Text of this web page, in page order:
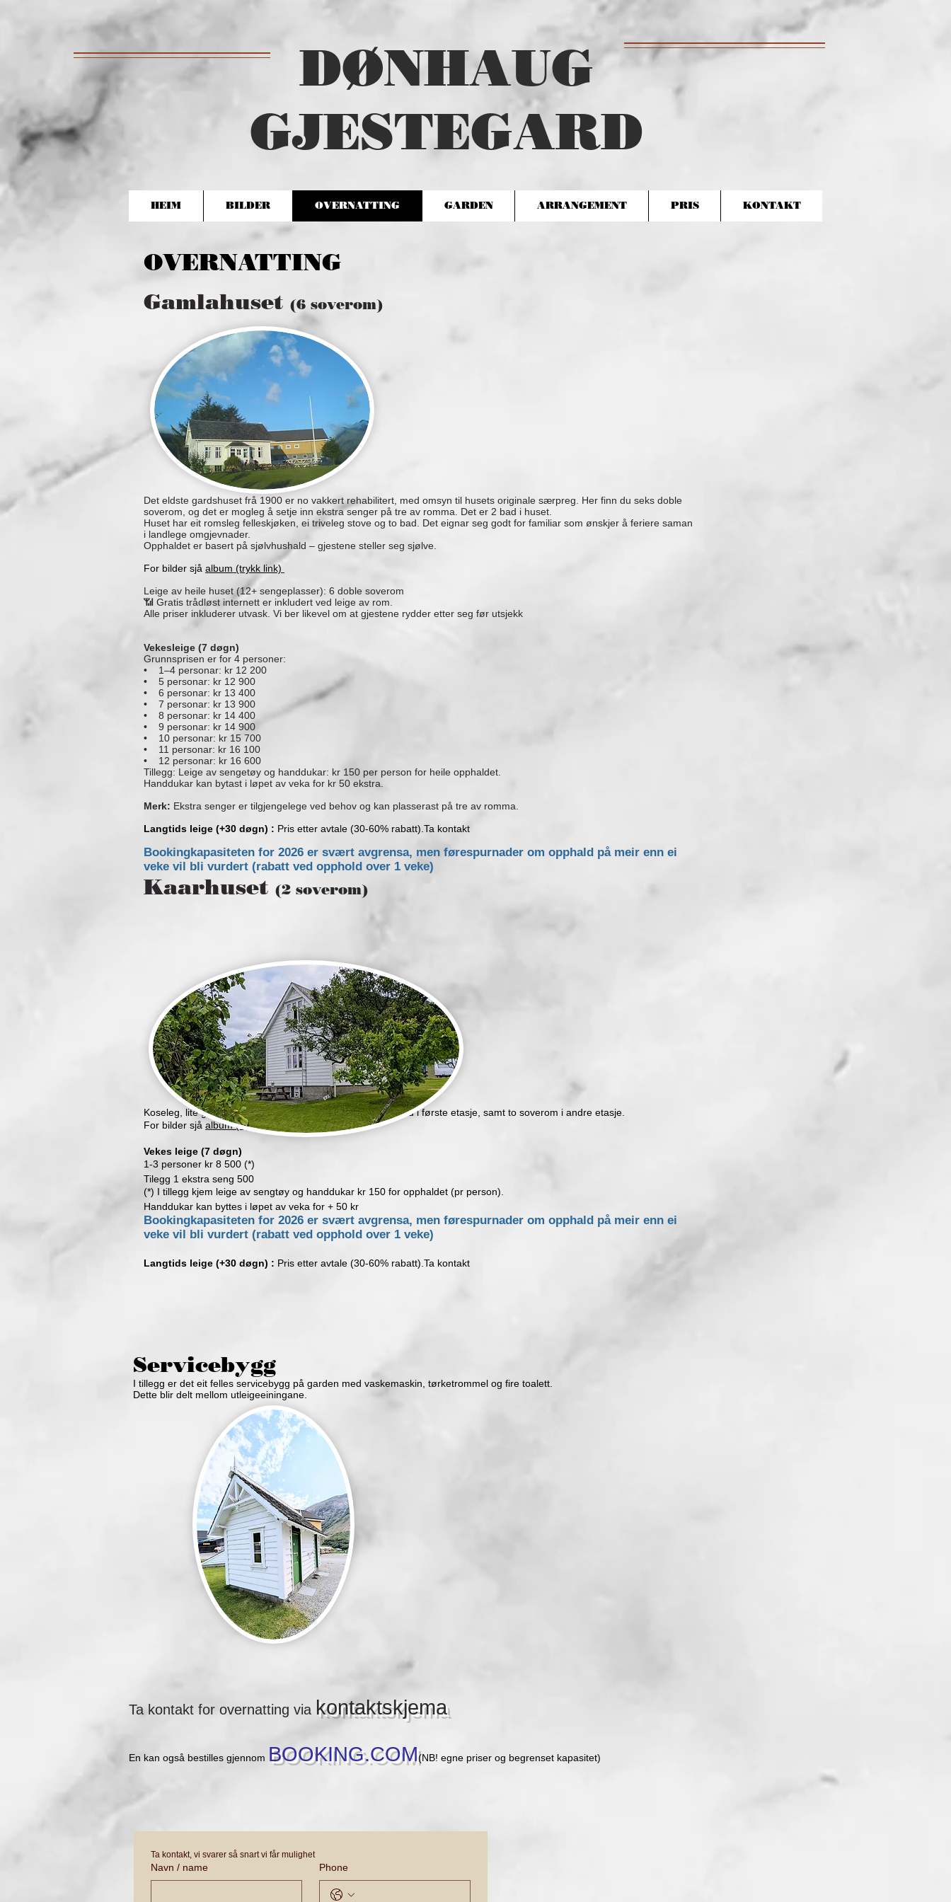
DØNHAUG
GJESTEGARD
HEIM BILDER OVERNATTING GARDEN ARRANGEMENT PRIS KONTAKT
OVERNATTING
Gamlahuset (6 soverom)
Det eldste gardshuset frå 1900 er no vakkert rehabilitert, med omsyn til husets originale særpreg. Her finn du seks doble
soverom, og det er mogleg å setje inn ekstra senger på tre av romma. Det er 2 bad i huset.
Huset har eit romsleg felleskjøken, ei triveleg stove og to bad. Det eignar seg godt for familiar som ønskjer å feriere saman
i landlege omgjevnader.
Opphaldet er basert på sjølvhushald – gjestene steller seg sjølve.
For bilder sjå album (trykk link)
Leige av heile huset (12+ sengeplasser): 6 doble soverom
📶 Gratis trådløst internett er inkludert ved leige av rom.
Alle priser inkluderer utvask. Vi ber likevel om at gjestene rydder etter seg før utsjekk
Vekesleige (7 døgn)
Grunnsprisen er for 4 personer:
• 1–4 personar: kr 12 200
• 5 personar: kr 12 900
• 6 personar: kr 13 400
• 7 personar: kr 13 900
• 8 personar: kr 14 400
• 9 personar: kr 14 900
• 10 personar: kr 15 700
• 11 personar: kr 16 100
• 12 personar: kr 16 600
Tillegg: Leige av sengetøy og handdukar: kr 150 per person for heile opphaldet.
Handdukar kan bytast i løpet av veka for kr 50 ekstra.
Merk: Ekstra senger er tilgjengelege ved behov og kan plasserast på tre av romma.
Langtids leige (+30 døgn) : Pris etter avtale (30-60% rabatt).Ta kontakt
Bookingkapasiteten for 2026 er svært avgrensa, men førespurnader om opphald på meir enn ei
veke vil bli vurdert (rabatt ved opphold over 1 veke)
Kaarhuset (2 soverom)
Koseleg, lite gardshus (ca. 75 m²) med stove, kjøken og bad i første etasje, samt to soverom i andre etasje.
For bilder sjå album (trykk link)
Vekes leige (7 døgn)
1-3 personer kr 8 500 (*)
Tilegg 1 ekstra seng 500
(*) I tillegg kjem leige av sengtøy og handdukar kr 150 for opphaldet (pr person).
Handdukar kan byttes i løpet av veka for + 50 kr
Bookingkapasiteten for 2026 er svært avgrensa, men førespurnader om opphald på meir enn ei
veke vil bli vurdert (rabatt ved opphold over 1 veke)
Langtids leige (+30 døgn) : Pris etter avtale (30-60% rabatt).Ta kontakt
Servicebygg
I tillegg er det eit felles servicebygg på garden med vaskemaskin, tørketrommel og fire toalett.
Dette blir delt mellom utleigeeiningane.
Ta kontakt for overnatting via kontaktskjema
En kan også bestilles gjennom BOOKING.COM(NB! egne priser og begrenset kapasitet)
Ta kontakt, vi svarer så snart vi får mulighet
Navn / name Phone